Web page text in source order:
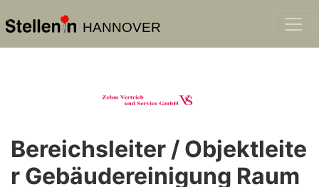
HANNOVER
Bereichsleiter / Objektleite
r Gebäudereinigung Raum